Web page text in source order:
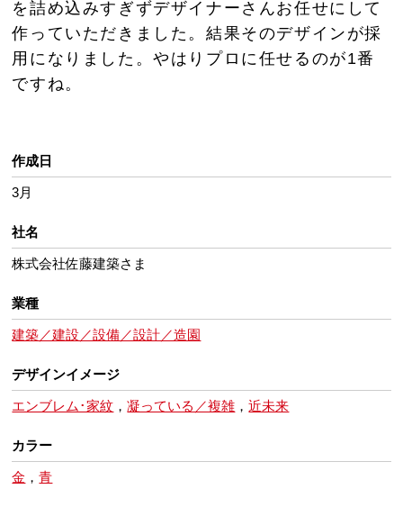
を詰め込みすぎずデザイナーさんお任せにして
作っていただきました。結果そのデザインが採
用になりました。やはりプロに任せるのが1番
ですね。
作成日
3月
社名
株式会社佐藤建築さま
業種
建築／建設／設備／設計／造園
デザインイメージ
エンブレム･家紋 ，凝っている／複雑 ，近未来
カラー
金 ，青